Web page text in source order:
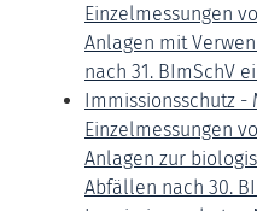
Einzelmessungen
Anlagen mit
nach 31. BImSchV
Immissionsschutz -
Einzelmessungen
Anlagen zur
Abfällen nach 30.